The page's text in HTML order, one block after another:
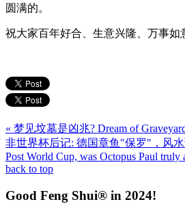
圆满的。
祝大家百年好合、生意兴隆、万事如
« 梦见坟墓是凶兆? Dream of
非世界杯后记: 德国章鱼"保罗"，风
Post World Cup, was Octopus Paul truly
back to top
Good Feng Shui® in 2024!